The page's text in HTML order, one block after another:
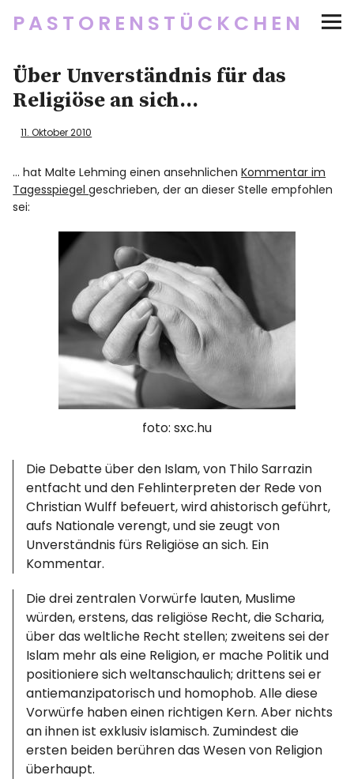
PASTORENSTÜCKCHEN
Startseite
Über
Newsletter
Impressum/Datenschutz
TwitterRSS Instagram
Facebookpinterest
flickr 500px
Spotify
Über Unverständnis für das
Religiöse an sich…
11. Oktober 2010
… hat Malte Lehming einen ansehnlichenKommentar im
Tagesspiegelgeschrieben, der an dieser Stelle empfohlen
sei:
foto: sxc.hu
Die Debatte über den Islam, von Thilo Sarrazin
entfacht und den Fehlinterpreten der Rede von
Christian Wulff befeuert, wird ahistorisch geführt,
aufs Nationale verengt, und sie zeugt von
Unverständnis fürs Religiöse an sich. Ein
Kommentar.
Die drei zentralen Vorwürfe lauten, Muslime
würden, erstens, das religiöse Recht, die Scharia,
über das weltliche Recht stellen; zweitens sei der
Islam mehr als eine Religion, er mache Politik und
positioniere sich weltanschaulich; drittens sei er
antiemanzipatorisch und homophob. Alle diese
Vorwürfe haben einen richtigen Kern. Aber nichts
an ihnen ist exklusiv islamisch. Zumindest die
ersten beiden berühren das Wesen von Religion
überhaupt.